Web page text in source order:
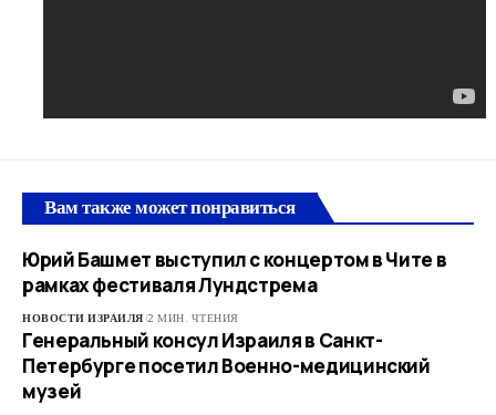
Вам также может понравиться
Юрий Башмет выступил с концертом в Чите в
рамках фестиваля Лундстрема
НОВОСТИ ИЗРАИЛЯ 2 МИН. ЧТЕНИЯ
Генеральный консул Израиля в Санкт-
Петербурге посетил Военно-медицинский
музей